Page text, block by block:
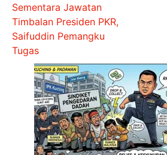
Sementara Jawatan
Timbalan Presiden PKR,
Saifuddin Pemangku
Tugas